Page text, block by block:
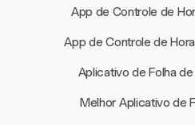
App de Controle de
App de Controle de
Aplicativo de Folha
Melhor Aplicativo de